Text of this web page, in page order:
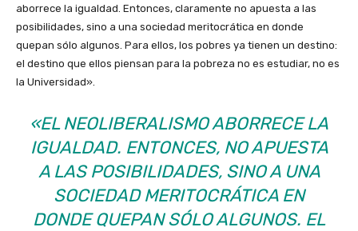
aborrece la igualdad. Entonces, claramente no apuesta a las
posibilidades, sino a una sociedad meritocrática en donde
quepan sólo algunos. Para ellos, los pobres ya tienen un destino:
el destino que ellos piensan para la pobreza no es estudiar, no es
la Universidad».
«EL NEOLIBERALISMO ABORRECE LA
IGUALDAD. ENTONCES, NO APUESTA
A LAS POSIBILIDADES, SINO A UNA
SOCIEDAD MERITOCRÁTICA EN
DONDE QUEPAN SÓLO ALGUNOS. EL